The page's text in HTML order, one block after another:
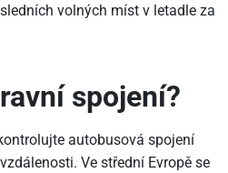
volných míst v letadle za
spojení?
autobusová spojení
Ve střední Evropě se